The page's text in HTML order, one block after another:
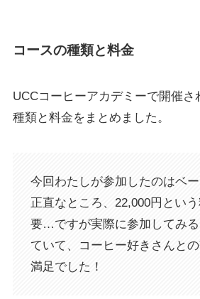
コースの種類と料金
UCCコーヒーアカデミーで開催
種類と料金をまとめました。
今回わたしが参加したのはベー
正直なところ、22,000円とい
要…ですが実際に参加してみ
ていて、コーヒー好きさんと
満足でした！